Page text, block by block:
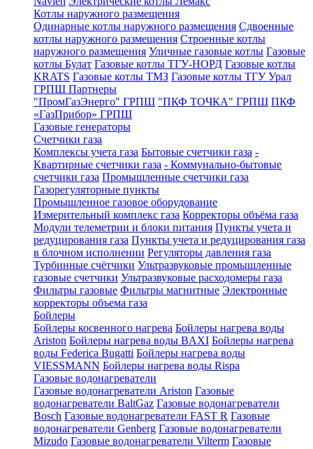
Котлы наружного размещения
Одинарные котлы наружного размещения Сдвоенные
котлы наружного размещения Строенные котлы
наружного размещения Уличные газовые котлы Газовые
котлы Булат Газовые котлы ТГУ-НОРД Газовые котлы
KRATS Газовые котлы ТМЗ Газовые котлы ТГУ Урал
ГРПШ Партнеры
"ПромГазЭнерго" ГРПШ "ПКФ ТОЧКА" ГРПШ ПКФ
«ГазПрибор» ГРПШ
Газовые генераторы
Счетчики газа
Комплексы учета газа Бытовые счетчики газа -
Квартирные счетчики газа - Коммунально-бытовые
счетчики газа Промышленные счетчики газа
Газорегуляторные пункты
Промышленное газовое оборудование
Измерительный комплекс газа Корректоры объёма газа
Модули телеметрии и блоки питания Пункты учета и
редуцирования газа Пункты учета и редуцирования газа
в блочном исполнении Регуляторы давления газа
Турбинные счётчики Ультразвуковые промышленные
газовые счетчики Ультразвуковые расходомеры газа
Фильтры газовые Фильтры магнитные Электронные
корректоры объема газа
Бойлеры
Бойлеры косвенного нагрева Бойлеры нагрева воды
Ariston Бойлеры нагрева воды BAXI Бойлеры нагрева
воды Federica Bugatti Бойлеры нагрева воды
VIESSMANN Бойлеры нагрева воды Rispa
Газовые водонагреватели
Газовые водонагреватели Ariston Газовые
водонагреватели BaltGaz Газовые водонагреватели
Bosch Газовые водонагреватели FAST R Газовые
водонагреватели Genberg Газовые водонагреватели
Mizudo Газовые водонагреватели Vilterm Газовые